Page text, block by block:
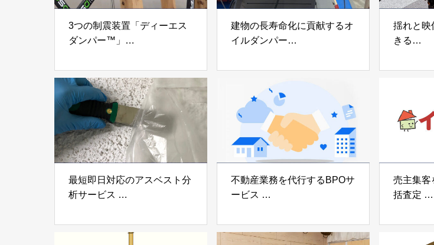
3つの制震装置「ディーエス
ダンパー™」
プ®」
アイディールブレーン株式会
社
建物の長寿命化に貢献するオ
イルダンパー
「evoltz」
揺れと映
きる
「地震ザ
最短即日対応のアスベスト分
析サービス
株式会社べスター
不動産業務を代行するBPOサ
ービス
らぶGROUP
売主集客
括査定
Speee